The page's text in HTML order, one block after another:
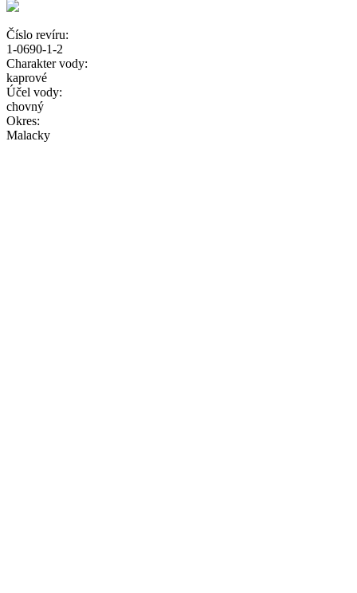
Číslo revíru:
1-0690-1-2
Charakter vody:
kaprové
Účel vody:
chovný
Okres:
Malacky